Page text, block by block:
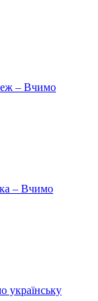
– Вчимо
– Вчимо
українську